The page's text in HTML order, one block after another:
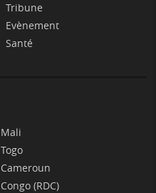
Tribune
Evènement
Santé
Mali
Togo
Cameroun
Congo (RDC)